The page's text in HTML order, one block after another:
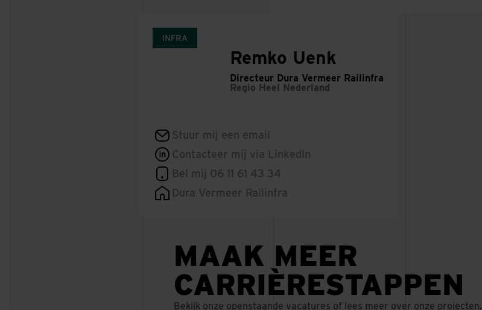
INFRA
Remko Uenk
Directeur Dura Vermeer Railinfra
Regio Heel Nederland
Stuur mij een email
Contacteer mij via LinkedIn
Bel mij 06 11 61 43 34
Dura Vermeer Railinfra
MAAK MEER
CARRIÈRESTAPPEN
Bekijk onze openstaande vacatures of lees meer over onze projecten.